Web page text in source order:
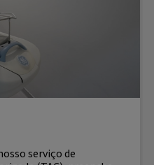
serviço de